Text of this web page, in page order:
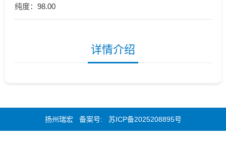
纯度： 98.00
详情介绍
扬州瑞宏 备案号: 苏ICP备2025208895号